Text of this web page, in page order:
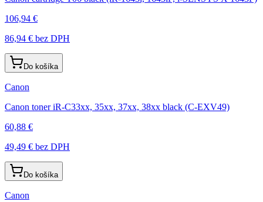
106,94 €
86,94 € bez DPH
Do košíka
Canon
Canon toner iR-C33xx, 35xx, 37xx, 38xx black (C-EXV49)
60,88 €
49,49 € bez DPH
Do košíka
Canon